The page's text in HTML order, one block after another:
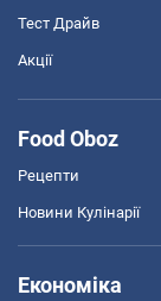
Тест Драйв
Акції
Food Oboz
Рецепти
Новини Кулінарії
Економіка